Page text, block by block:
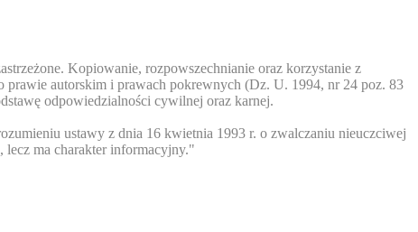
Kopiowanie, rozpowszechnianie oraz korzystanie z
autorskim i prawach pokrewnych (Dz. U. 1994, nr 24 poz. 83
odpowiedzialności cywilnej oraz karnej.
ustawy z dnia 16 kwietnia 1993 r. o zwalczaniu nieuczciwej
ma charakter informacyjny."